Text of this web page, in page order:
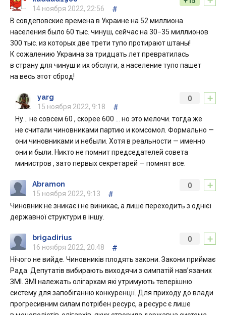
14 ноября 2022, 22:56
#
В совдеповские времена в Украине на 52 миллиона
населения было 60 тыс. чинуш, сейчас на 30−35 миллионов
300 тыс. из которых две трети тупо протирают штаны!
К сожалению Украина за тридцать лет превратилась
в страну для чинуш и их обслуги, а население тупо пашет
на весь этот сброд!
+
0
yarg
15 ноября 2022, 9:18
#
Ну… не совсем 60 , скорее 600 … но это мелочи. тогда же
не считали чиновниками партию и комсомол. Формально —
они чиновниками и небыли. Хотя в реальности — именно
они и были. Никто не помнит председателей совета
министров , зато первых секретарей — помнят все.
+
0
Abramon
15 ноября 2022, 9:13
#
Чиновник не зникає і не виникає, а лише переходить з однієї
державної структури в іншу.
+
0
brigadirius
16 ноября 2022, 20:48
#
Нічого не вийде. Чиновників плодять закони. Закони приймає
Рада. Депутатів вибирають виходячи з симпатій нав’язаних
ЗМІ. ЗМІ належать олігархам які утримують теперішню
систему для запобіганню конкуренції. Для приходу до влади
прогресивним силам потрібен ресурс, а ресурс є лише